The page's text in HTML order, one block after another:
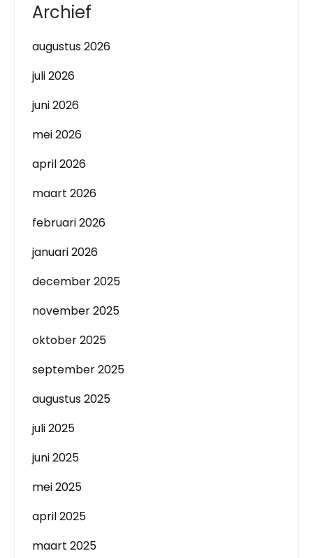
Archief
augustus 2026
juli 2026
juni 2026
mei 2026
april 2026
maart 2026
februari 2026
januari 2026
december 2025
november 2025
oktober 2025
september 2025
augustus 2025
juli 2025
juni 2025
mei 2025
april 2025
maart 2025